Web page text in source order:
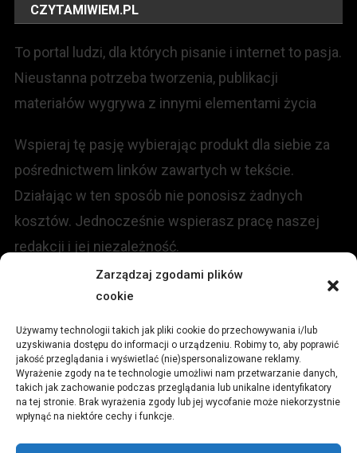
Zarządzaj zgodami plików
cookie
Używamy technologii takich jak pliki cookie do przechowywania i/lub
uzyskiwania dostępu do informacji o urządzeniu. Robimy to, aby poprawić
jakość przeglądania i wyświetlać (nie)spersonalizowane reklamy.
Wyrażenie zgody na te technologie umożliwi nam przetwarzanie danych,
takich jak zachowanie podczas przeglądania lub unikalne identyfikatory
na tej stronie. Brak wyrażenia zgody lub jej wycofanie może niekorzystnie
wpłynąć na niektóre cechy i funkcje.
CZYTAMIWIEM.PL
To portal ludzi, dla których pisanie i internet to pasja.
Nieustanna potrzeba tworzenia, publikacji
materiałów wygrywa z innymi elementami życia
Wspieraj tę pasję wybierając produkt dla siebie za
pośrednictwem linków zawartych w tekście.
Działając w ten sposób nie ponosisz żadnych
kosztów. Jednocześnie wspierasz pracę naszej
redakcji i jej niezależność.
Redakcja portalu:
ul.Stara 13, 42-600 Tarnowskie Góry
TEL:+48 509 547 822